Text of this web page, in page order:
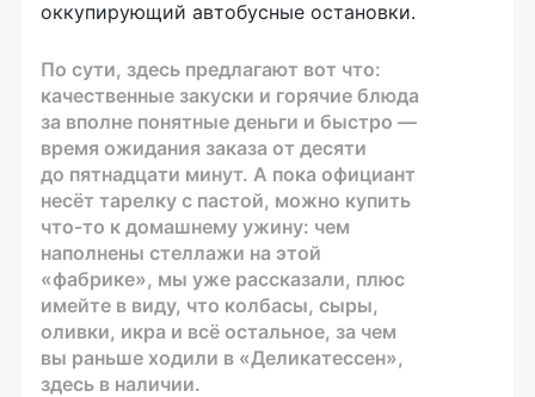
оккупирующий автобусные остановки.
По сути, здесь предлагают вот что:
качественные закуски и горячие блюда
за вполне понятные деньги и быстро —
время ожидания заказа от десяти
до пятнадцати минут. А пока официант
несёт тарелку с пастой, можно купить
что-то к домашнему ужину: чем
наполнены стеллажи на этой
«фабрике», мы уже рассказали, плюс
имейте в виду, что колбасы, сыры,
оливки, икра и всё остальное, за чем
вы раньше ходили в «Деликатессен»,
здесь в наличии.